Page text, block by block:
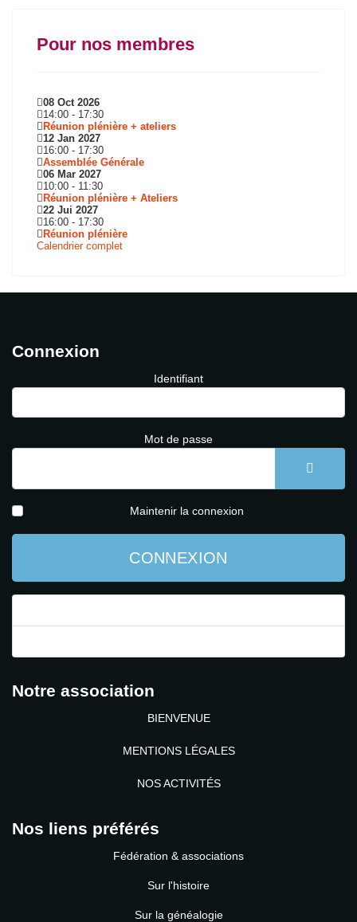
Pour nos membres
08 Oct 2026
14:00 - 17:30
Réunion plénière + ateliers
12 Jan 2027
16:00 - 17:30
Assemblée Générale
06 Mar 2027
10:00 - 11:30
Réunion plénière + Ateliers
22 Jui 2027
16:00 - 17:30
Réunion plénière
Calendrier complet
Connexion
Identifiant
Mot de passe
Maintenir la connexion
CONNEXION
Notre association
BIENVENUE
MENTIONS LÉGALES
NOS ACTIVITÉS
Nos liens préférés
Fédération & associations
Sur l'histoire
Sur la généalogie